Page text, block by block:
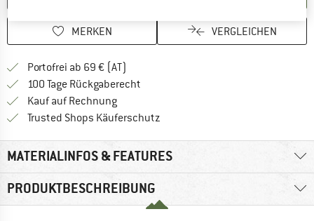
MERKEN VERGLEICHEN
Portofrei ab 69 € (AT)
100 Tage Rückgaberecht
Kauf auf RechnungFinde die Zahlungs-Infos hier! Öffnet
Trusted Shops Käuferschutz
MATERIALINFOS & FEATURES
PRODUKTBESCHREIBUNG